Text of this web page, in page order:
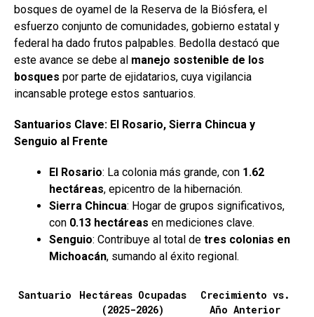
bosques de oyamel de la Reserva de la Biósfera, el
esfuerzo conjunto de comunidades, gobierno estatal y
federal ha dado frutos palpables. Bedolla destacó que
este avance se debe al manejo sostenible de los
bosques por parte de ejidatarios, cuya vigilancia
incansable protege estos santuarios.
Santuarios Clave: El Rosario, Sierra Chincua y
Senguio al Frente
El Rosario: La colonia más grande, con 1.62
hectáreas, epicentro de la hibernación.
Sierra Chincua: Hogar de grupos significativos,
con 0.13 hectáreas en mediciones clave.
Senguio: Contribuye al total de tres colonias en
Michoacán, sumando al éxito regional.
Santuario
Hectáreas Ocupadas
(2025-2026)
Crecimiento vs.
Año Anterior